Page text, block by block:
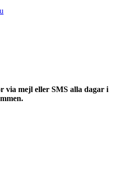
via mejl eller SMS alla dagar i